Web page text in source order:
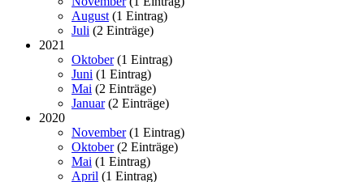
August(1 Eintrag)
Juli (2 Einträge)
2021
Oktober(1 Eintrag)
Juni (1 Eintrag)
Mai (2 Einträge)
Januar(2 Einträge)
2020
November(1 Eintrag)
Oktober(2 Einträge)
Mai (1 Eintrag)
April (1 Eintrag)